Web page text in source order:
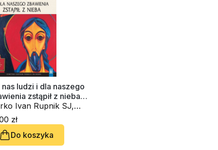
nas ludzi i dla naszego
zstąpił z nieba
audiobook)
Ivan Rupnik SJ,
Govekar, Michelina
ks. Krzysztof Wons
ks. Piotr Szyrszeń
Ryszard Stankiewicz
zł
Do koszyka